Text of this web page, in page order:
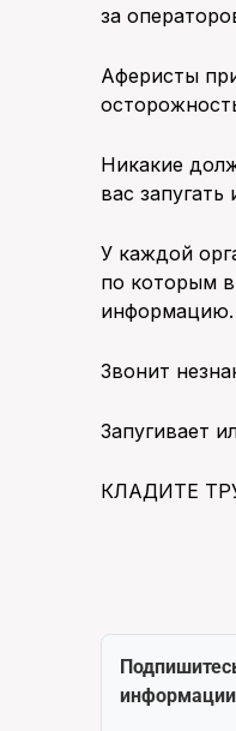
за
Аферисты
Никакие
вас
У каждой
по которым
информацию.
Звонит
Запугивает
КЛАДИТЕ
информации